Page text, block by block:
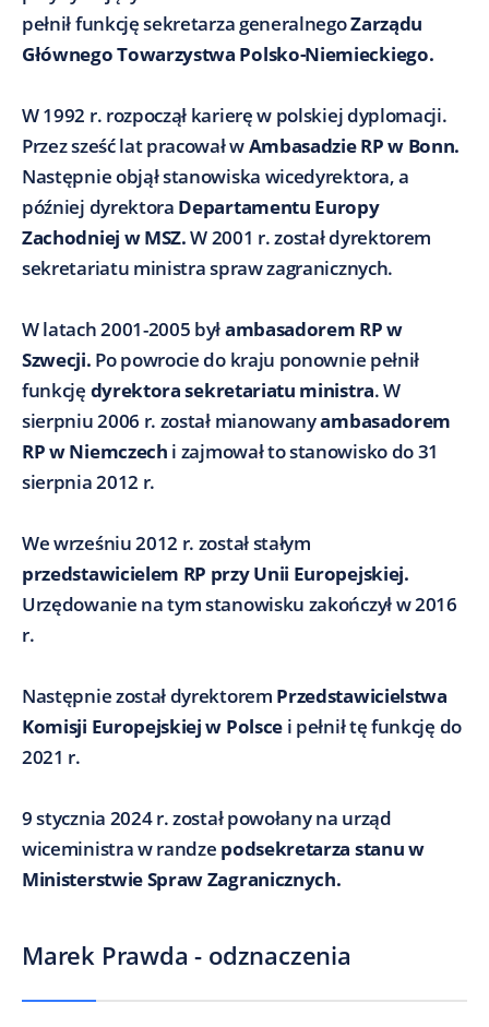
pełnił funkcję sekretarza generalnegoZarządu
Głównego Towarzystwa Polsko-Niemieckiego.
W 1992 r. rozpoczął karierę w polskiej dyplomacji.
Przez sześć lat pracował wAmbasadzie RP w Bonn.
Następnie objął stanowiska wicedyrektora, a
później dyrektora Departamentu Europy
Zachodniej w MSZ.W 2001 r. został dyrektorem
sekretariatu ministra spraw zagranicznych.
W latach 2001-2005 byłambasadorem RP w
Szwecji. Po powrocie do kraju ponownie pełnił
funkcję dyrektora sekretariatu ministra. W
sierpniu 2006 r. został mianowanyambasadorem
RP w Niemczech i zajmował to stanowisko do 31
sierpnia 2012 r.
We wrześniu 2012 r. został stałym
przedstawicielem RP przy Unii Europejskiej.
Urzędowanie na tym stanowisku zakończył w 2016
r.
Następnie został dyrektorem Przedstawicielstwa
Komisji Europejskiej w Polsce i pełnił tę funkcję do
2021 r.
9 stycznia 2024 r. został powołany na urząd
wiceministra w randze podsekretarza stanu w
Ministerstwie Spraw Zagranicznych.
Marek Prawda - odznaczenia